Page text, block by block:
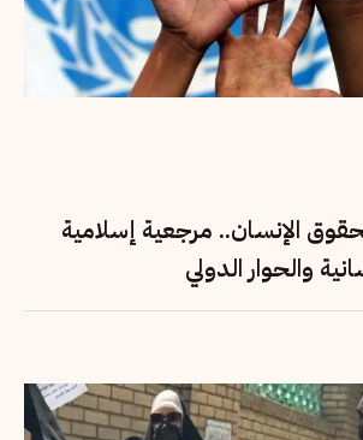
الإنسان.. مرجعية إسلامية
والحوار الدولي